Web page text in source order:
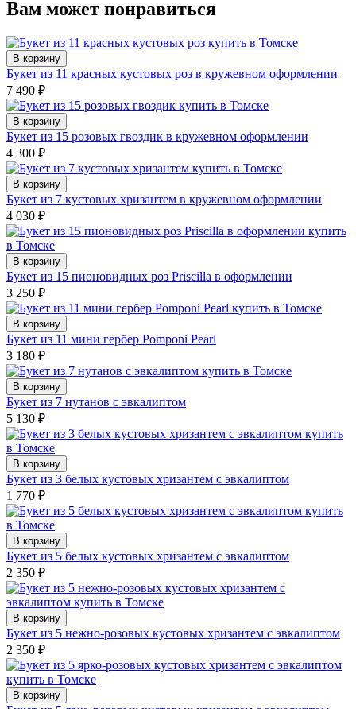
Вам может понравиться
В корзину
Букет из 11 красных кустовых роз в кружевном оформлении
7 490 ₽
В корзину
Букет из 15 розовых гвоздик в кружевном оформлении
4 300 ₽
В корзину
Букет из 7 кустовых хризантем в кружевном оформлении
4 030 ₽
В корзину
Букет из 15 пионовидных роз Priscilla в оформлении
3 250 ₽
В корзину
Букет из 11 мини гербер Pomponi Pearl
3 180 ₽
В корзину
Букет из 7 нутанов с эвкалиптом
5 130 ₽
В корзину
Букет из 3 белых кустовых хризантем с эвкалиптом
1 770 ₽
В корзину
Букет из 5 белых кустовых хризантем с эвкалиптом
2 350 ₽
В корзину
Букет из 5 нежно-розовых кустовых хризантем с эвкалиптом
2 350 ₽
В корзину